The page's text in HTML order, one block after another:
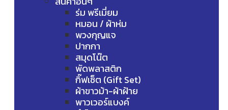
ร่ม พรีเมี่ยม
หมอน / ผ้าห่ม
พวงกุญแจ
ปากกา
สมุดโน๊ต
พัดพลาสติก
กิ๊ฟเซ็ต (Gift Set)
ผ้าขาวม้า-ผ้าฝ้าย
พาวเวอร์แบงค์